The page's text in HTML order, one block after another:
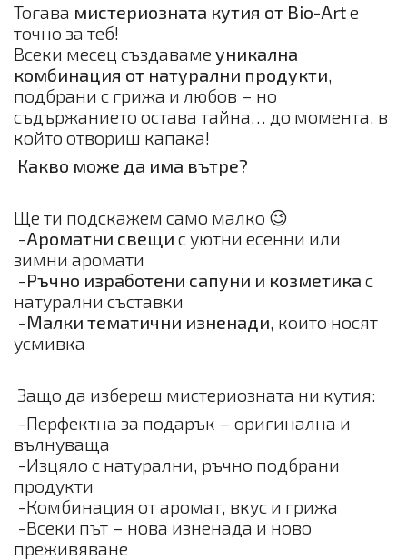
Тогава мистериозната кутия от Bio-Artе
точно за теб!
Всеки месец създаваме уникална
комбинация от натурални продукти,
подбрани с грижа и любов – но
съдържанието остава тайна… до момента, в
който отвориш капака!
Какво може да има вътре?
Ще ти подскажем само малко 😉
-Ароматни свещи с уютни есенни или
зимни аромати
-Ръчно изработени сапуни и козметика с
натурални съставки
-Малки тематични изненади, които носят
усмивка
Защо да избереш мистериозната ни кутия:
-Перфектна за подарък – оригинална и
вълнуваща
-Изцяло с натурални, ръчно подбрани
продукти
-Комбинация от аромат, вкус и грижа
-Всеки път – нова изненада и ново
преживяване